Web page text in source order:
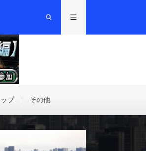
プ その他